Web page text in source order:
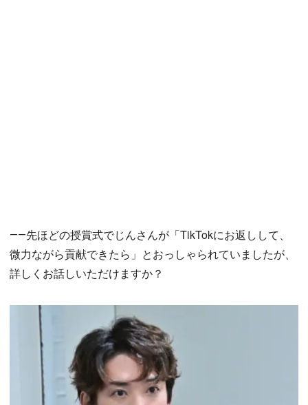
――先ほどの授賞式でじんさんが「TikTokにお返しして、
微力ながら貢献できたら」とおっしゃられていましたが、
詳しくお話しいただけますか？